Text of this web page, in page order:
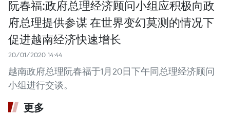
阮春福:政府总理经济顾问小组应积极向政
府总理提供参谋 在世界变幻莫测的情况下
促进越南经济快速增长
20/01/2020 14:44
越南政府总理阮春福于1月20日下午同总理经济顾问
小组进行交谈。
更多